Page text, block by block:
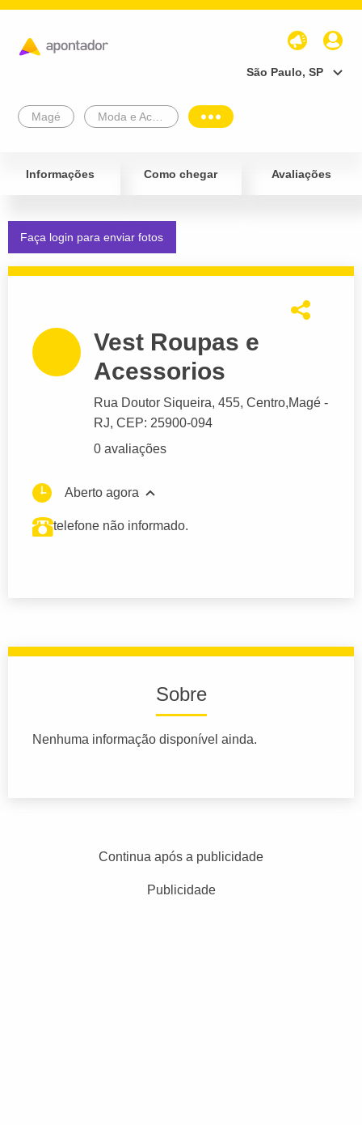
São Paulo, SP
Magé
Informações Como chegar Avaliações
Faça login para enviar fotos
Vest Roupas e
Acessorios
Rua Doutor Siqueira, 455, Centro,Magé -
RJ, CEP: 25900-094
0 avaliações
Aberto agora
telefone não informado.
Sobre
Nenhuma informação disponível ainda.
Continua após a publicidade
Publicidade